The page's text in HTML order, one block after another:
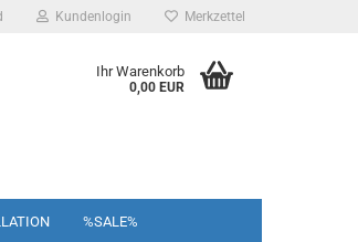
Kundenlogin Merkzettel
Ihr Warenkorb
0,00 EUR
%SALE%